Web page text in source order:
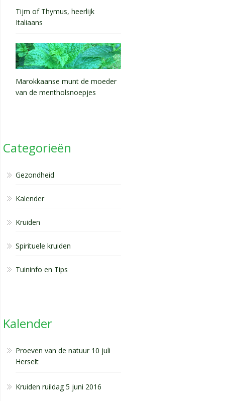
Tijm of Thymus, heerlijk
Italiaans
Marokkaanse munt de moeder
van de mentholsnoepjes
Categorieën
Gezondheid
Kalender
Kruiden
Spirituele kruiden
Tuininfo en Tips
Kalender
Proeven van de natuur 10 juli
Herselt
Kruiden ruildag 5 juni 2016